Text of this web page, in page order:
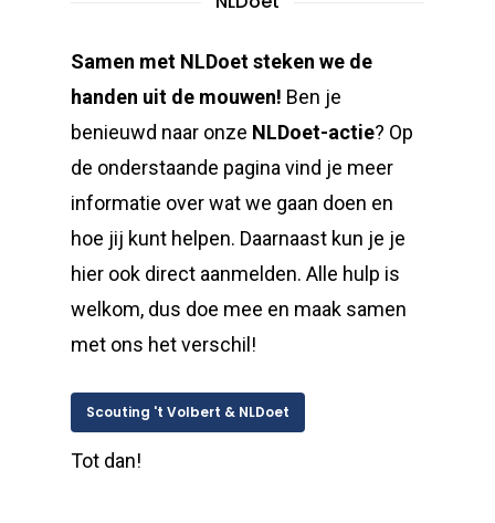
Samen met NLDoet steken we de
handen uit de mouwen! Ben je
benieuwd naar onze NLDoet-actie? Op
de onderstaande pagina vind je meer
informatie over wat we gaan doen en
hoe jij kunt helpen. Daarnaast kun je je
hier ook direct aanmelden. Alle hulp is
welkom, dus doe mee en maak samen
met ons het verschil!
Scouting 't Volbert & NLDoet
Tot dan!